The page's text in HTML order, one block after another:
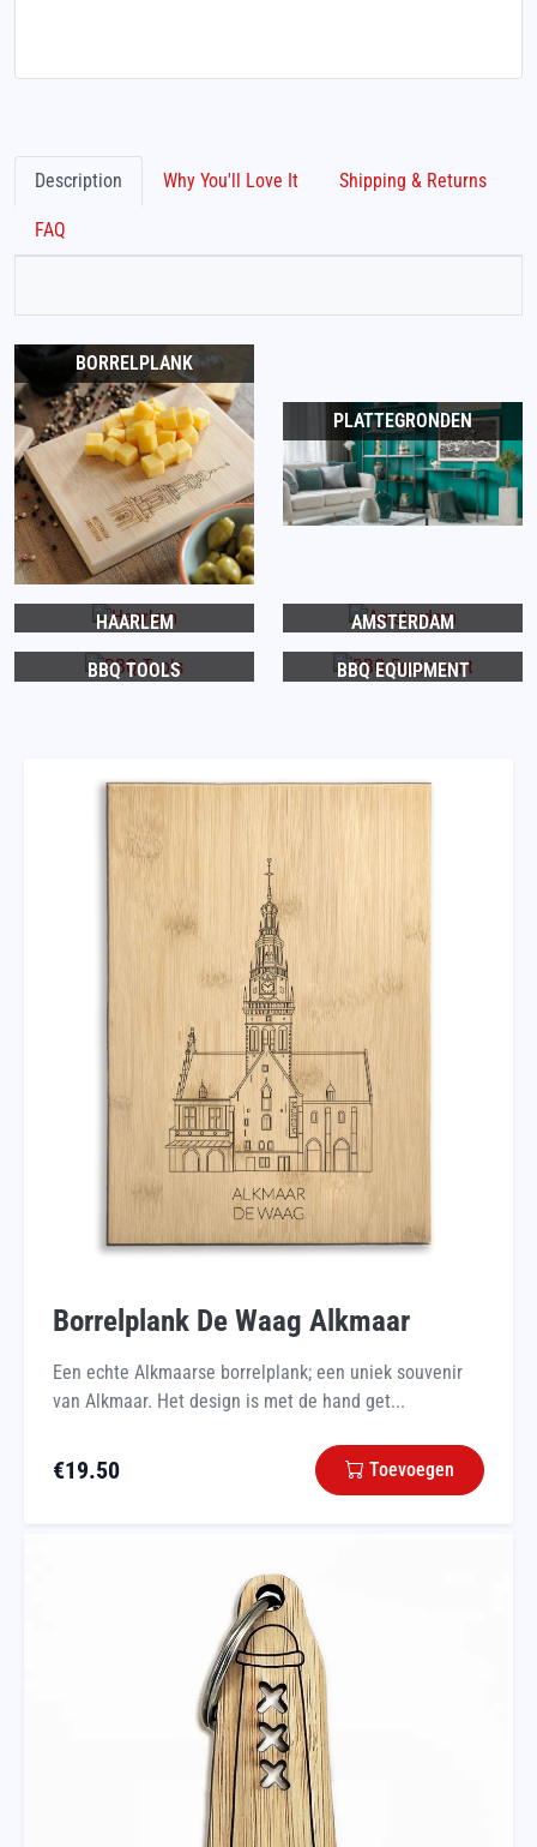
Description Why You'll Love It Shipping & Returns
FAQ
BORRELPLANK
PLATTEGRONDEN
HAARLEM AMSTERDAM
BBQ TOOLS BBQ EQUIPMENT
Borrelplank De Waag Alkmaar
Een echte Alkmaarse borrelplank; een uniek souvenir
van Alkmaar. Het design is met de hand get...
€19.50 Toevoegen